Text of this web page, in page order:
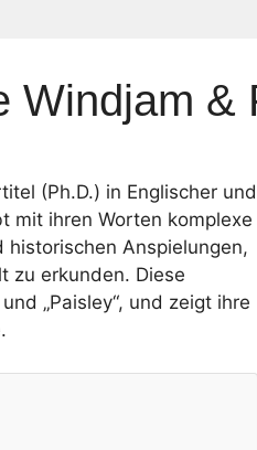
Windjam &
(Ph.D.) in Englischer und
mit ihren Worten komplexe
Anspielungen,
zu erkunden. Diese
„Paisley“, und zeigt ihre